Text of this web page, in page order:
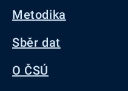
Metodika
Sběr dat
O ČSÚ